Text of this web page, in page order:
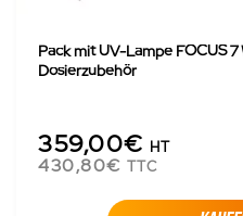
Pack mit UV-Lampe FOCUS
Dosierzubehör
359,00€ HT
430,80€ TTC